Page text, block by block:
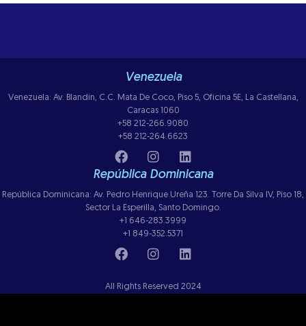
Venezuela
Venezuela: Av. Blandin, C.C. Mata De Coco, Piso 5, Oficina 5E, La Castellana,
Caracas 1060
+58 212-266.9080
+58 212-264.6623
República Dominicana
República Dominicana: Av. Pedro Henrique Ureña 123. Torre Da Silva IV, Piso 18,
Sector La Esperilla, Santo Domingo.
+1 646-283.3999
+1 849-352.5371
All Rights Reserved 2024